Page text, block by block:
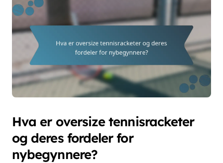
Hva er oversize tennisracketer
og deres fordeler for
nybegynnere?